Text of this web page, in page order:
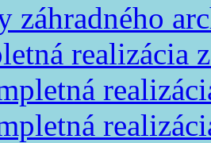
záhradného
realizácia